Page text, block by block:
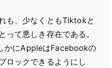
も、少なくともTiktokと
って悪しき存在である。
かにAppleはFacebookの
ロックできるようにし